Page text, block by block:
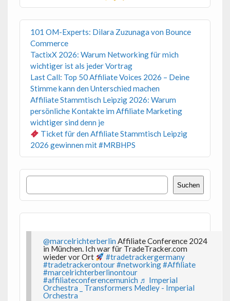
101 OM-Experts: Dilara Zuzunaga von Bounce
Commerce
TactixX 2026: Warum Networking für mich
wichtiger ist als jeder Vortrag
Last Call: Top 50 Affiliate Voices 2026 – Deine
Stimme kann den Unterschied machen
Affiliate Stammtisch Leipzig 2026: Warum
persönliche Kontakte im Affiliate Marketing
wichtiger sind denn je
Ticket für den Affiliate Stammtisch Leipzig
2026 gewinnen mit #MRBHPS
Suchen
Suchen
@marcelrichterberlin Affiliate Conference 2024
in München. Ich war für TradeTracker.com
wieder vor Ort
#tradetrackergermany
#tradetrackerontour#networking#Affiliate
#marcelrichterberlinontour
#affiliateconferencemunich ♬ Imperial
Orchestra _ Transformers Medley - Imperial
Orchestra